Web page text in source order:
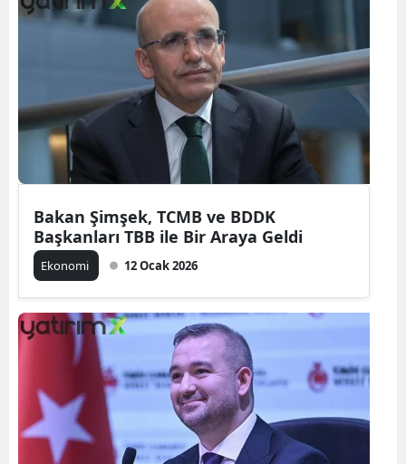
Bakan Şimşek, TCMB ve BDDK
Başkanları TBB ile Bir Araya Geldi
Ekonomi 12 Ocak 2026